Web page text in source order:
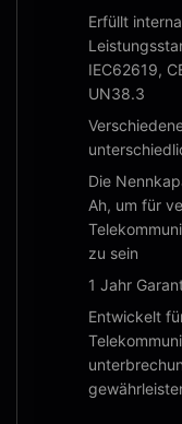
Erfüllt
IEC62619,
UN38.3
Die
Ah, um für
zu sein
1 Jahr
Entwickelt